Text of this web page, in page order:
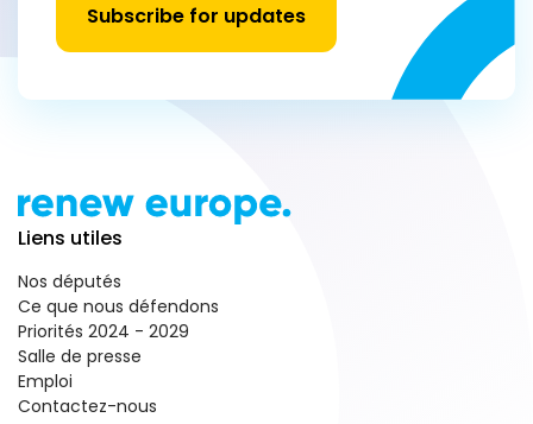
Subscribe for updates
Liens utiles
Nos députés
Ce que nous défendons
Priorités 2024 - 2029
Salle de presse
Emploi
Contactez-nous